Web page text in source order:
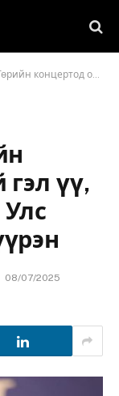
үү, битгий ор. Монгол Улс авьяастнуудаар дүүрэн
гэл үү,
08/07/2025